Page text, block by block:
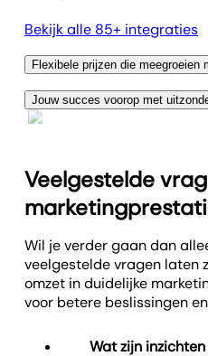
Bekijk alle 85+ integraties
Flexibele prijzen die meegroeien
AgencyAnalytics
gebruiks­afhankelijke
op rapportage—de
Bepaalde pakketten
gebruikers, aangepaste
jouw marketingbureau
effectief te groeien.
Bekijk plannen en prijzen
Jouw succes voorop met
is 24/5 beschikbaar en
drie minuten. Met een
consequent boven de 95%
te halen en je
de behoeften van je
effectief vervuld.
Veelgestelde
Wil je verder gaan dan
veelgestelde vragen laten
omzet in duidelijke
voor betere beslissingen
Wat zijn